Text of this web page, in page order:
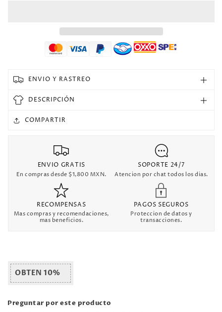
Manchester
Manga
corta
Versión
Fan
Retro
Manchester
United
corta
Versión
Retro
ENVIO Y RASTREO
DESCRIPCIÓN
COMPARTIR
ENVIO GRATIS
En compras desde $1,800 MXN.
SOPORTE 24/7
Atencion por chat todos los dias.
RECOMPENSAS
Mas compras y recomendaciones,
mas beneficios.
PAGOS SEGUROS
Proteccion de datos y
transacciones.
OBTEN 10%
Preguntar por este producto